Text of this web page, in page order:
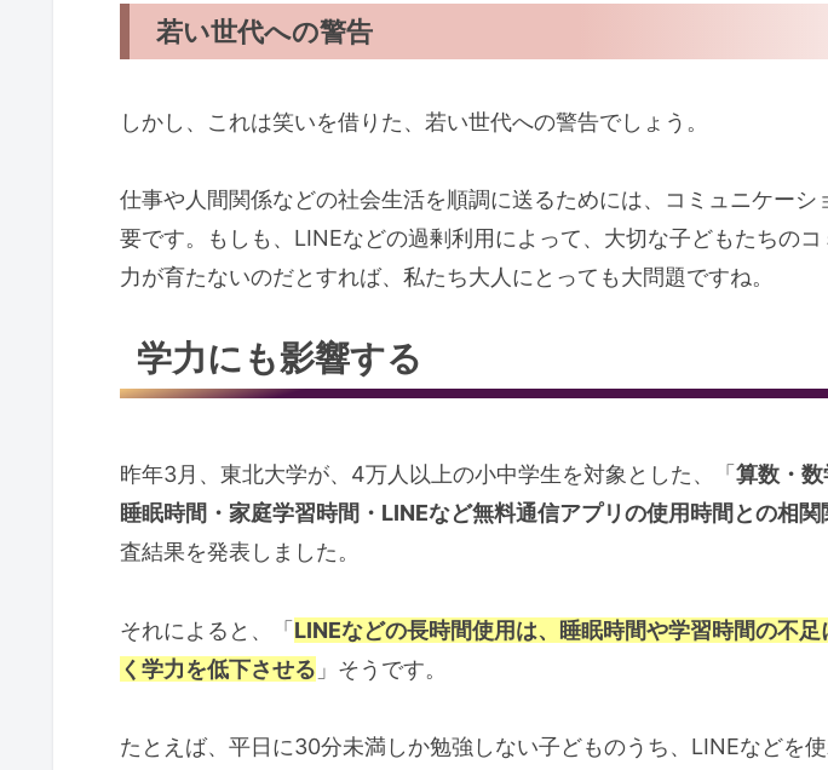
若い世代への警告
しかし、これは笑いを借りた、若い世代への警告でしょう。
仕事や人間関係などの社会生活を順調に送るためには、コミュニケーシ
要です。もしも、LINEなどの過剰利用によって、大切な子どもたちの
力が育たないのだとすれば、私たち大人にとっても大問題ですね。
学力にも影響する
昨年3月、東北大学が、4万人以上の小中学生を対象とした、「 算数・数
睡眠時間・家庭学習時間・LINEなど無料通信アプリの使用時間との相関
査結果を発表しました。
それによると、「LINEなどの長時間使用は、睡眠時間や学習時間の不足
く学力を低下させる 」そうです。
たとえば、平日に30分未満しか勉強しない子どものうち、LINEなどを